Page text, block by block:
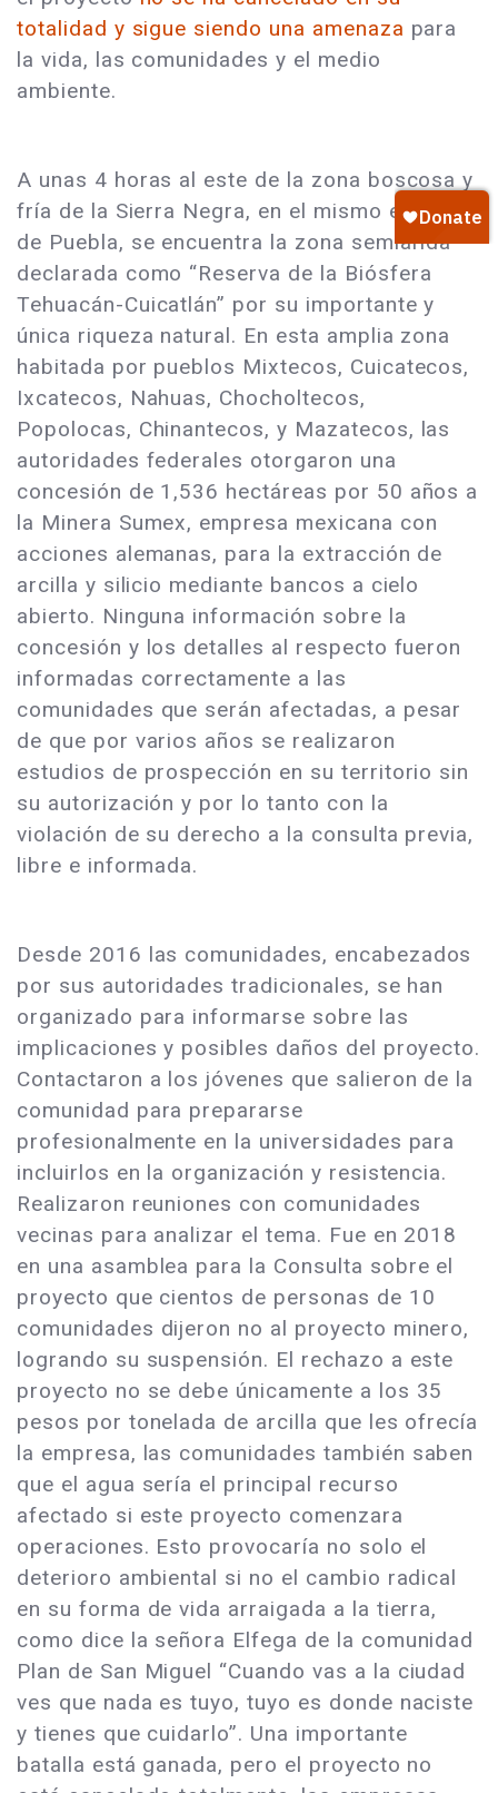
totalidad y sigue siendo una amenaza para
la vida, las comunidades y el medio
ambiente.
A unas 4 horas al este de la zona boscosa y
fría de la Sierra Negra, en el mismo estado
de Puebla, se encuentra la zona semiárida
declarada como “Reserva de la Biósfera
Tehuacán-Cuicatlán” por su importante y
única riqueza natural. En esta amplia zona
habitada por pueblos Mixtecos, Cuicatecos,
Ixcatecos, Nahuas, Chocholtecos,
Popolocas, Chinantecos, y Mazatecos, las
autoridades federales otorgaron una
concesión de 1,536 hectáreas por 50 años a
la Minera Sumex, empresa mexicana con
acciones alemanas, para la extracción de
arcilla y silicio mediante bancos a cielo
abierto. Ninguna información sobre la
concesión y los detalles al respecto fueron
informadas correctamente a las
comunidades que serán afectadas, a pesar
de que por varios años se realizaron
estudios de prospección en su territorio sin
su autorización y por lo tanto con la
violación de su derecho a la consulta previa,
libre e informada.
Desde 2016 las comunidades, encabezados
por sus autoridades tradicionales, se han
organizado para informarse sobre las
implicaciones y posibles daños del proyecto.
Contactaron a los jóvenes que salieron de la
comunidad para prepararse
profesionalmente en la universidades para
incluirlos en la organización y resistencia.
Realizaron reuniones con comunidades
vecinas para analizar el tema. Fue en 2018
en una asamblea para la Consulta sobre el
proyecto que cientos de personas de 10
comunidades dijeron no al proyecto minero,
logrando su suspensión. El rechazo a este
proyecto no se debe únicamente a los 35
pesos por tonelada de arcilla que les ofrecía
la empresa, las comunidades también saben
que el agua sería el principal recurso
afectado si este proyecto comenzara
operaciones. Esto provocaría no solo el
deterioro ambiental si no el cambio radical
en su forma de vida arraigada a la tierra,
como dice la señora Elfega de la comunidad
Plan de San Miguel “Cuando vas a la ciudad
ves que nada es tuyo, tuyo es donde naciste
y tienes que cuidarlo”. Una importante
batalla está ganada, pero el proyecto no